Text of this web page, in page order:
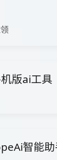
版ai工具
智能